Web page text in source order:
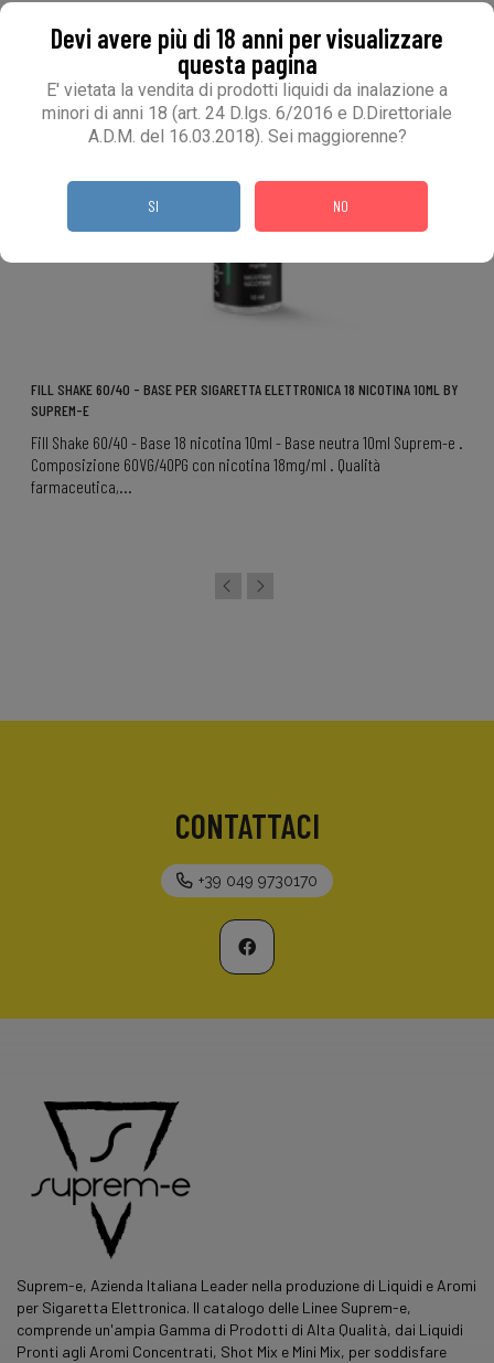
Devi avere più di 18 anni per visualizzare
questa pagina
E' vietata la vendita di prodotti liquidi da inalazione a
minori di anni 18 (art. 24 D.lgs. 6/2016 e D.Direttoriale
A.D.M. del 16.03.2018). Sei maggiorenne?
SI NO
FILL SHAKE 60/40 - BASE PER SIGARETTA ELETTRONICA 18 NICOTINA 10ML BY
SUPREM-E
Fill Shake 60/40 - Base 18 nicotina 10ml - Base neutra 10ml Suprem-e .
Composizione 60VG/40PG con nicotina 18mg/ml . Qualità
farmaceutica,...
CONTATTACI
+39 049 9730170
Suprem-e, Azienda Italiana Leader nella produzione di Liquidi e Aromi
per Sigaretta Elettronica. Il catalogo delle Linee Suprem-e,
comprende un'ampia Gamma di Prodotti di Alta Qualità, dai Liquidi
Pronti agli Aromi Concentrati, Shot Mix e Mini Mix, per soddisfare